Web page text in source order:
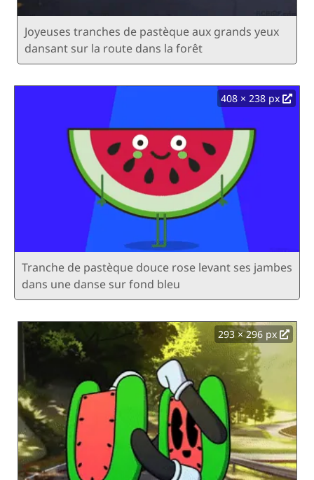
Joyeuses tranches de pastèque aux grands yeux
dansant sur la route dans la forêt
408 × 238 px
Tranche de pastèque douce rose levant ses jambes
dans une danse sur fond bleu
293 × 296 px